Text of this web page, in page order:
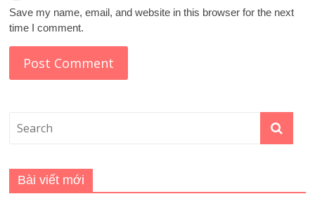
Save my name, email, and website in this browser for the next
time I comment.
Bài viết mới